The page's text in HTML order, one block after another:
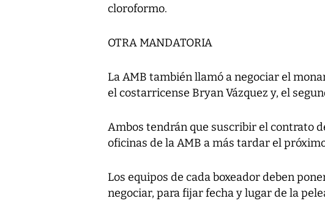
cloroformo.
OTRA MANDATORIA
La AMB también llamó a negociar el
el costarricense Bryan Vázquez y, el
Ambos tendrán que suscribir el contrato
oficinas de la AMB a más tardar el
Los equipos de cada boxeador deben
negociar, para fijar fecha y lugar de la